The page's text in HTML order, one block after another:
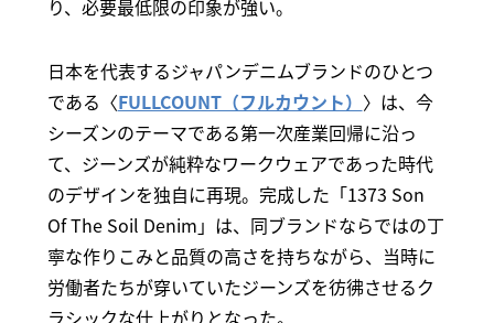
り、必要最低限の印象が強い。
日本を代表するジャパンデニムブランドのひとつ
である〈FULLCOUNT（フルカウント） 〉は、今
シーズンのテーマである第一次産業回帰に沿っ
て、ジーンズが純粋なワークウェアであった時代
のデザインを独自に再現。完成した「1373 Son
Of The Soil Denim」は、同ブランドならではの丁
寧な作りこみと品質の高さを持ちながら、当時に
労働者たちが穿いていたジーンズを彷彿させるク